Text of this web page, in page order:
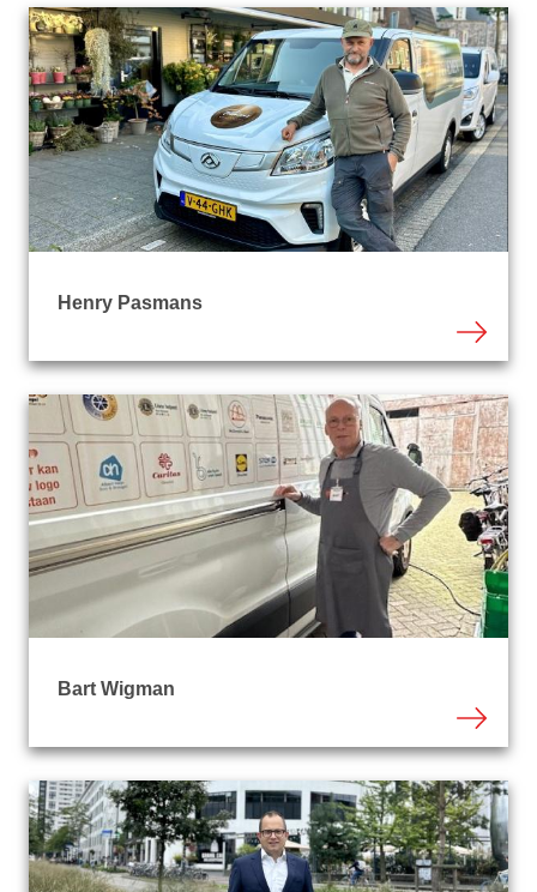
Henry Pasmans
Bart Wigman